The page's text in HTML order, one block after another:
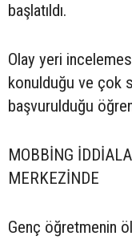
başlatıldı.
Olay yeri
konulduğu ve çok
başvurulduğu
MOBBİNG
MERKEZİNDE
Genç öğretmenin